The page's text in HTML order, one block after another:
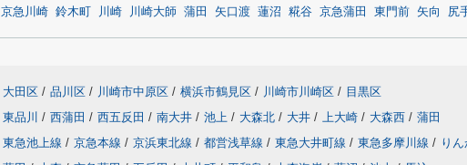
京急川崎 鈴木町 川崎 川崎大師 蒲田 矢口渡 蓮沼 糀谷 京急蒲田 東門前 矢向 尻
大田区 / 品川区 / 川崎市中原区 / 横浜市鶴見区 / 川崎市川崎区 / 目黒区
東品川 / 西蒲田 / 西五反田 / 南大井 / 池上 / 大森北 / 大井 / 上大崎 / 大森西 / 蒲田
東急池上線 / 京急本線 / 京浜東北線 / 都営浅草線 / 東急大井町線 / 東急多摩川線 / り